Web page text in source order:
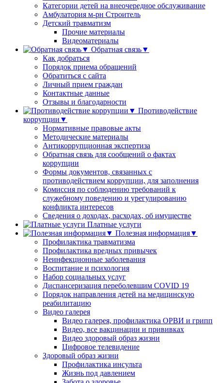
Категории детей на внеочередное обслуживание
Амбулатория м-рн Строитель
Детский травматизм
Прочие материалы
Видеоматериалы
Обратная связь▼
Как добраться
Порядок приема обращений
Обратиться с сайта
Личный прием граждан
Контактные данные
Отзывы и благодарности
Противодействие
коррупции▼
Нормативные правовые акты
Методические материалы
Антикоррупционная экспертиза
Обратная связь для сообщений о фактах
коррупции
Формы документов, связанных с
противодействием коррупции, для заполнения
Комиссия по соблюдению требований к
служебному поведению и урегулированию
конфликта интересов
Сведения о доходах, расходах, об имуществе
Платные услуги
Полезная информация▼
Профилактика травматизма
Профилактика вредных привычек
Неинфекционные заболевания
Воспитание и психология
Набор социальных услуг
Диспансеризация переболевшим COVID 19
Порядок направления детей на медицинскую
реабилитацию
Видео галерея
Видео галерея, профилактика ОРВИ и грипп
Видео, все вакцинации и прививках
Видео здоровый образ жизни
Цифровое телевидение
Здоровый образ жизни
Профилактика инсульта
Жизнь под давлением